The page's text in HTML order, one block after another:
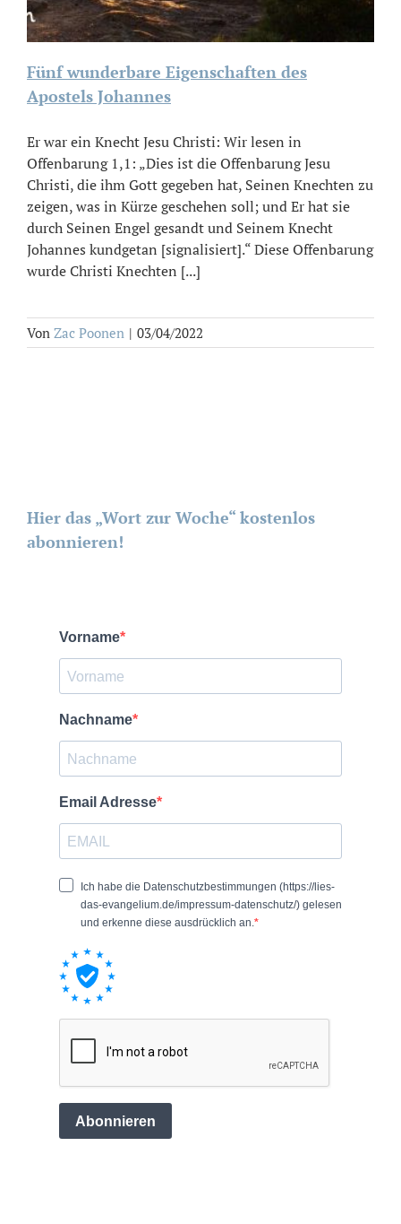
Fünf wunderbare Eigenschaften des
Apostels Johannes
Er war ein Knecht Jesu Christi: Wir lesen in
Offenbarung 1,1: „Dies ist die Offenbarung Jesu
Christi, die ihm Gott gegeben hat, Seinen Knechten zu
zeigen, was in Kürze geschehen soll; und Er hat sie
durch Seinen Engel gesandt und Seinem Knecht
Johannes kundgetan [signalisiert].“ Diese Offenbarung
wurde Christi Knechten [...]
Von Zac Poonen | 03/04/2022
Hier das „Wort zur Woche“ kostenlos
abonnieren!